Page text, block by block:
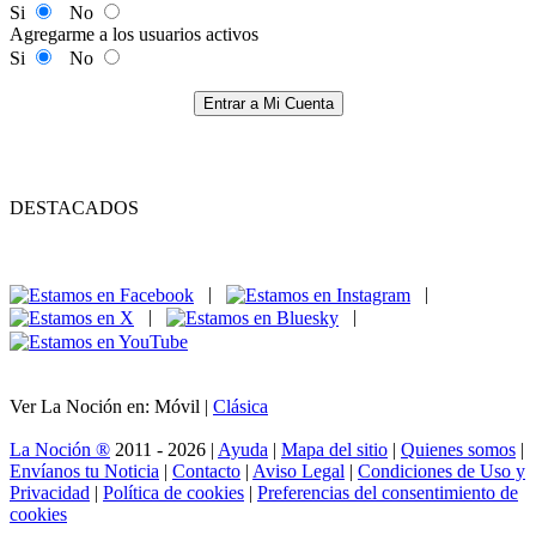
Si
No
Agregarme a los usuarios activos
Si
No
Entrar a Mi Cuenta
DESTACADOS
|
|
|
|
Ver La Noción en: Móvil | Clásica
La Noción ® 2011 - 2026 | Ayuda | Mapa del sitio | Quienes somos |
Envíanos tu Noticia | Contacto | Aviso Legal | Condiciones de Uso y
Privacidad | Política de cookies | Preferencias del consentimiento de
cookies